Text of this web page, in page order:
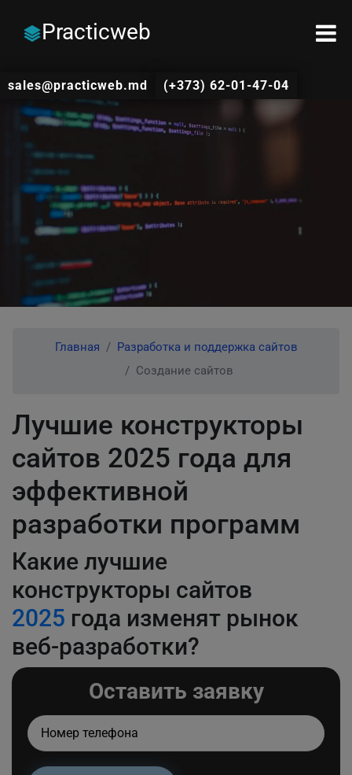
Practicweb
sales@practicweb.md (+373) 62-01-47-04
Главная
Разработка и поддержка сайтов
Создание сайтов
Лучшие конструкторы
сайтов 2025 года для
эффективной
разработки программ
Какие лучшие
конструкторы сайтов
2025 года изменят рынок
веб-разработки?
Оставить заявку